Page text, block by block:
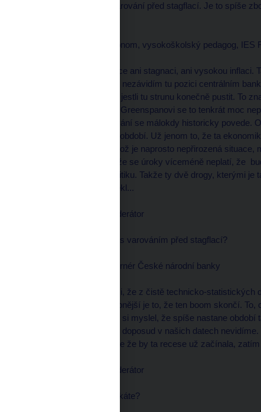
Tomáši, začnu u vás. Varování před stagflací. Je to spíše
Tomáš SEDLÁČEK, ekonom, vysokoškolský pedagog, IES
Zatím nevidíme v Americe ani stagnaci, ani vysokou inflaci.
které teď předpokládám, nezávidím tu pozici centrálním
napínat tu strunu a nebo jestli tu strunu konečně pustit. To
úrokové sazby? Alanovi Greenspanovi se to tenkrát moc
pravda je, že to vyvažování se málokdy historicky povede.
ve velice nebezpečném období. Už jenom to, že ta
nulové úrokové sazby, což je naprosto nepřirozená
vlastně vyrůstali v tom, že se úroky víceméně neplatí, že
rozdavačnou fiskální politiku. Takže ty dvě drogy, kterými
mírné závislosti, bych řekl...
Václav MORAVEC, moderátor
A přehání to Greenspan s varováním před stagflací?
Marek MORA, viceguvernér České národní banky
No zaprvé bych chtěl říci, že z čistě technicko-
boomu, tím pravděpodobnější je to, že ten boom skončí.
nenazýval krizí. Já bych si myslel, že spíše nastane
příchodu této recese my doposud v našich datech
jako býval v minulosti, ale že by ta recese už začínala,
Václav MORAVEC, moderátor
V roce 2019 ji tedy nečekáte?